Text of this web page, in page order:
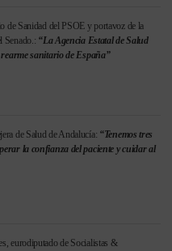
de Sanidad del PSOE y portavoz de la
Senado.: “La Agencia Estatal de Salud
sanitario de España”
de Salud de Andalucía: “Tenemos tres
la confianza del paciente y cuidar al
eurodiputado de Socialistas &